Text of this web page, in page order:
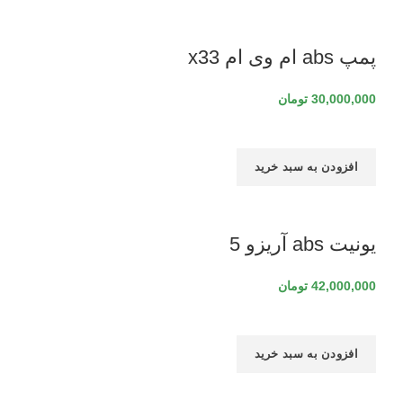
پمپ abs ام وی ام x33
30,000,000 تومان
افزودن به سبد خرید
یونیت abs آریزو 5
42,000,000 تومان
افزودن به سبد خرید